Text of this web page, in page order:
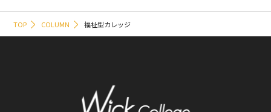
TOP COLUMN 福祉型カレッジ